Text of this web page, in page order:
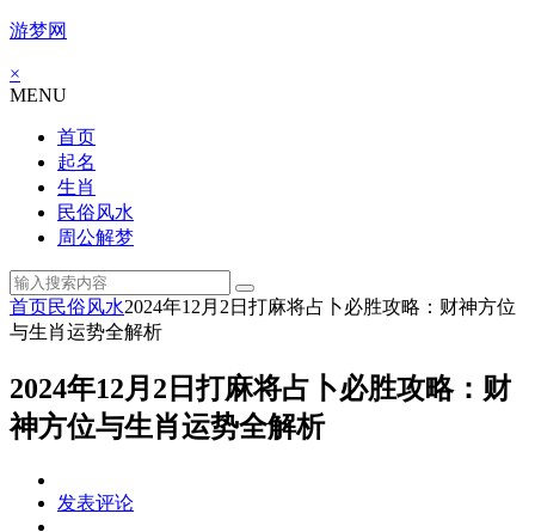
游梦网
×
MENU
首页
起名
生肖
民俗风水
周公解梦
首页民俗风水2024年12月2日打麻将占卜必胜攻略：财神方位
与生肖运势全解析
2024年12月2日打麻将占卜必胜攻略：财
神方位与生肖运势全解析
发表评论